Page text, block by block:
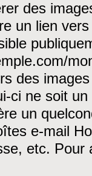
des
un lien
des
ci ne soit
un
e-mail
etc. Pour